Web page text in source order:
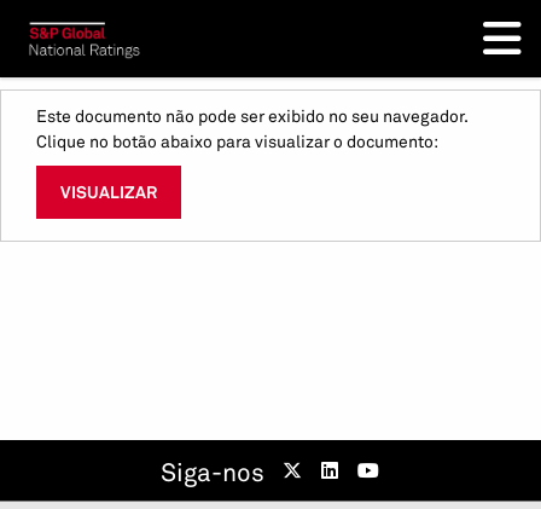
Este documento não pode ser exibido no seu navegador.
Clique no botão abaixo para visualizar o documento:
VISUALIZAR
Siga-nos